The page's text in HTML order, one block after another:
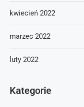
kwiecień 2022
marzec 2022
luty 2022
Kategorie